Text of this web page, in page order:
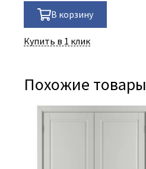
В корзину
Купить в 1 клик
Похожие товары